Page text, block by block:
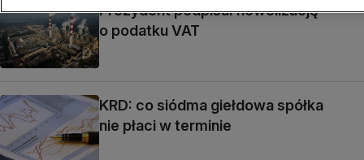
Prezydent podpisał nowelizację
o podatku VAT
KRD: co siódma giełdowa spółka
nie płaci w terminie